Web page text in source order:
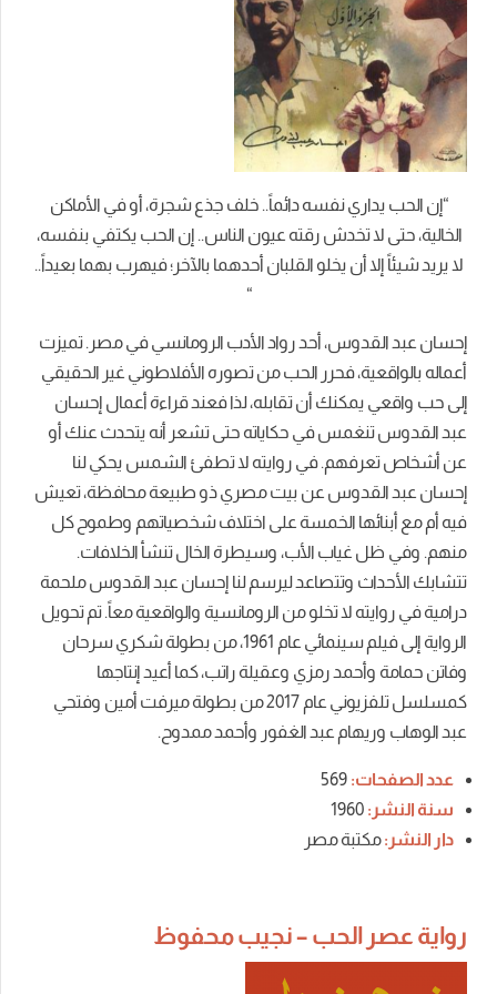
“إن الحب يداري نفسه دائماً.. خلف جذع شجرة، أو في الأماكن
الخالية، حتى لا تخدش رقته عيون الناس.. إن الحب يكتفي بنفسه،
لا يريد شيئاً إلا أن يخلو القلبان أحدهما بالآخر؛ فيهرب بهما بعيداً..
“
إحسان عبد القدوس، أحد رواد الأدب الرومانسي في مصر. تميزت
أعماله بالواقعية، فحرر الحب من تصوره الأفلاطوني غير الحقيقي
إلى حب واقعي يمكنك أن تقابله، لذا فعند قراءة أعمال إحسان
عبد القدوس تنغمس في حكاياته حتى تشعر أنه يتحدث عنك أو
عن أشخاص تعرفهم.في روايته لا تطفئ الشمس يحكي لنا
إحسان عبد القدوس عن بيت مصري ذو طبيعة محافظة، تعيش
فيه أم مع أبنائها الخمسة على اختلاف شخصياتهم وطموح كل
منهم. وفي ظل غياب الأب، وسيطرة الخال تنشأ الخلافات.
تتشابك الأحداث وتتصاعد ليرسم لنا إحسان عبد القدوس ملحمة
درامية في روايته لا تخلو من الرومانسية والواقعية معاً.تم تحويل
الرواية إلى فيلم سينمائي عام 1961، من بطولة شكري سرحان
وفاتن حمامة وأحمد رمزي وعقيلة راتب، كما أعيد إنتاجها
كمسلسل تلفزيوني عام 2017 من بطولة ميرفت أمين وفتحي
عبد الوهاب وريهام عبد الغفور وأحمد ممدوح.
عدد الصفحات:
سنة النشر:
دار النشر:مكتبة مصر
رواية عصر الحب – نجيب محفوظ